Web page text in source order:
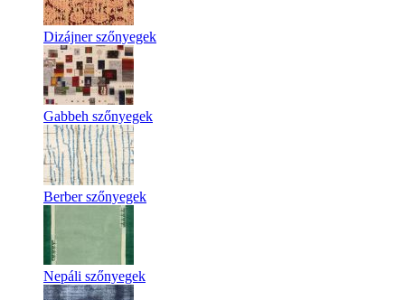
Dizájner szőnyegek
Gabbeh szőnyegek
Berber szőnyegek
Nepáli szőnyegek